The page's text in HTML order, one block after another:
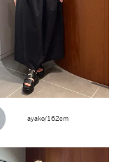
ayako/162cm